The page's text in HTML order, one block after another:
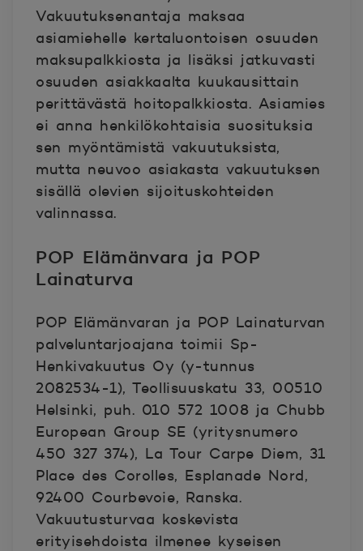
Vakuutuksenantaja maksaa
asiamiehelle kertaluontoisen osuuden
maksupalkkiosta ja lisäksi jatkuvasti
osuuden asiakkaalta kuukausittain
perittävästä hoitopalkkiosta. Asiamies
ei anna henkilökohtaisia suosituksia
sen myöntämistä vakuutuksista,
mutta neuvoo asiakasta vakuutuksen
sisällä olevien sijoituskohteiden
valinnassa.
POP Elämänvara ja POP
Lainaturva
POP Elämänvaran ja POP Lainaturvan
palveluntarjoajana toimii Sp-
Henkivakuutus Oy (y-tunnus
2082534-1), Teollisuuskatu 33, 00510
Helsinki, puh. 010 572 1008 ja Chubb
European Group SE (yritysnumero
450 327 374), La Tour Carpe Diem, 31
Place des Corolles, Esplanade Nord,
92400 Courbevoie, Ranska.
Vakuutusturvaa koskevista
erityisehdoista ilmenee kyseisen